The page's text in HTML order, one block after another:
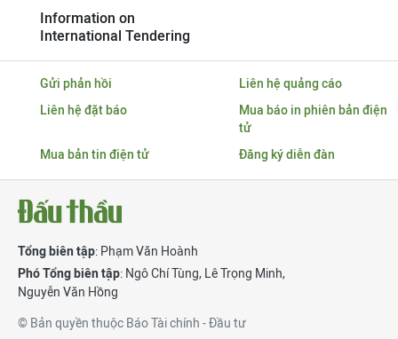
Information on
International Tendering
Gửi phản hồi
Liên hệ quảng cáo
Liên hệ đặt báo
Mua báo in phiên bản điện
tử
Mua bản tin điện tử
Đăng ký diễn đàn
Tổng biên tập: Phạm Văn Hoành
Phó Tổng biên tập: Ngô Chí Tùng, Lê Trọng Minh,
Nguyễn Văn Hồng
© Bản quyền thuộc Báo Tài chính - Đầu tư